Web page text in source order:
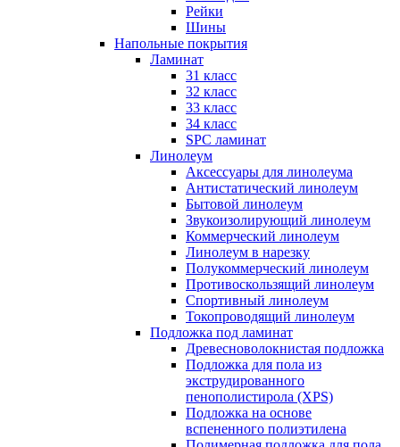
Рейки
Шины
Напольные покрытия
Ламинат
31 класс
32 класс
33 класс
34 класс
SPC ламинат
Линолеум
Аксессуары для линолеума
Антистатический линолеум
Бытовой линолеум
Звукоизолирующий линолеум
Коммерческий линолеум
Линолеум в нарезку
Полукоммерческий линолеум
Противоскользящий линолеум
Спортивный линолеум
Токопроводящий линолеум
Подложка под ламинат
Древесноволокнистая подложка
Подложка для пола из
экструдированного
пенополистирола (XPS)
Подложка на основе
вспененного полиэтилена